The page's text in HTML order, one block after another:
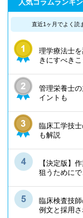
人気コラムランキ
直近1ヶ月でよく読
理学療法士
きにすべき
管理栄養士
イントも
臨床工学技
も解説
【決定版】
狙うためにで
臨床検査技
例文と採用